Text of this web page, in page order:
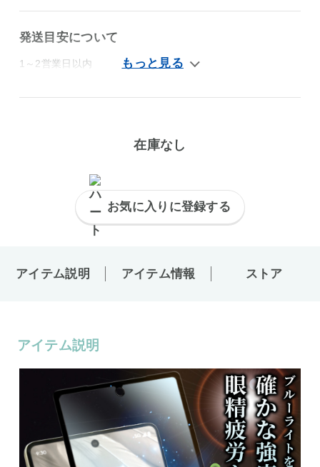
発送目安について
1～2営業日以内
在庫なし
お気に入りに登録する
アイテム説明 アイテム情報 ストア
アイテム説明